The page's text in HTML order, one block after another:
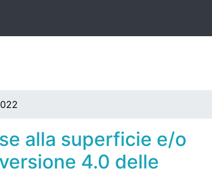
alla superficie e/o
4.0 delle